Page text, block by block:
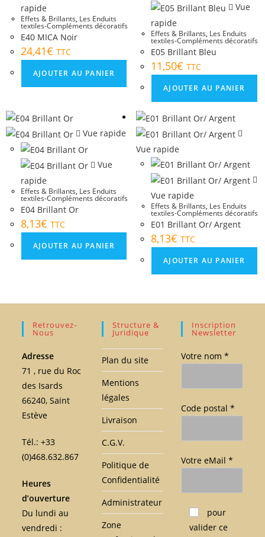
rapide
Effets & Brillants, Les Enduits
textiles-Compléments décoratifs
E40 MICA Noir
24,41€ TTC
AJOUTER AU PANIER
Vue
rapide
Effets & Brillants, Les Enduits
textiles-Compléments décoratifs
E05 Brillant Bleu
11,50€ TTC
AJOUTER AU PANIER
Vue rapide
Vue
rapide
Effets & Brillants, Les Enduits
textiles-Compléments décoratifs
E04 Brillant Or
8,13€ TTC
AJOUTER AU PANIER
Vue rapide
Vue rapide
Effets & Brillants, Les Enduits
textiles-Compléments décoratifs
E01 Brillant Or/ Argent
8,13€ TTC
AJOUTER AU PANIER
Retrouvez-
Nous
Adresse
71 , rue du Roc
des Isards
66240, Saint
Estève
Tél.: +33
(0)468.632.867
Heures
d’ouverture
Du lundi au
vendredi :
Structure &
Juridique
Plan du site
Mentions
légales
Livraison
C.G.V.
Politique de
Confidentialité
Administrateur
Zone
Inscription
Newsletter
Votre nom *
Code postal *
Votre eMail *
Veuillez laisser ce
pour
valider ce